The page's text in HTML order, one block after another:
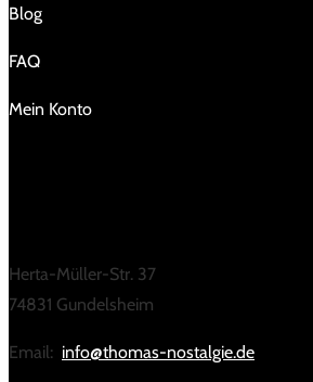
Blog
FAQ
Mein Konto
Herta-Müller-Str. 37
74831 Gundelsheim
Email: info@thomas-nostalgie.de